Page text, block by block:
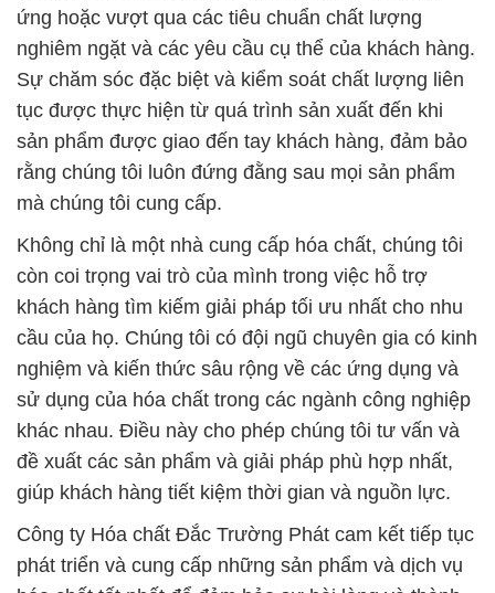
ứng hoặc vượt qua các tiêu chuẩn chất lượng
nghiêm ngặt và các yêu cầu cụ thể của khách hàng.
Sự chăm sóc đặc biệt và kiểm soát chất lượng liên
tục được thực hiện từ quá trình sản xuất đến khi
sản phẩm được giao đến tay khách hàng, đảm bảo
rằng chúng tôi luôn đứng đằng sau mọi sản phẩm
mà chúng tôi cung cấp.
Không chỉ là một nhà cung cấp hóa chất, chúng tôi
còn coi trọng vai trò của mình trong việc hỗ trợ
khách hàng tìm kiếm giải pháp tối ưu nhất cho nhu
cầu của họ. Chúng tôi có đội ngũ chuyên gia có kinh
nghiệm và kiến thức sâu rộng về các ứng dụng và
sử dụng của hóa chất trong các ngành công nghiệp
khác nhau. Điều này cho phép chúng tôi tư vấn và
đề xuất các sản phẩm và giải pháp phù hợp nhất,
giúp khách hàng tiết kiệm thời gian và nguồn lực.
Công ty Hóa chất Đắc Trường Phát cam kết tiếp tục
phát triển và cung cấp những sản phẩm và dịch vụ